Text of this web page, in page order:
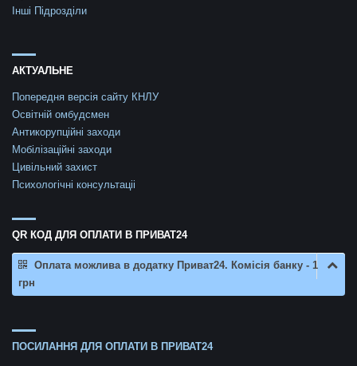
Інші Підрозділи
АКТУАЛЬНЕ
Попередня версія сайту КНЛУ
Освітній омбудсмен
Антикорупційні заходи
Мобілізаційні заходи
Цивільний захист
Психологічні консультаціі
QR КОД ДЛЯ ОПЛАТИ В ПРИВАТ24
Оплата можлива в додатку Приват24. Комісія банку - 1
грн
ПОСИЛАННЯ ДЛЯ ОПЛАТИ В ПРИВАТ24